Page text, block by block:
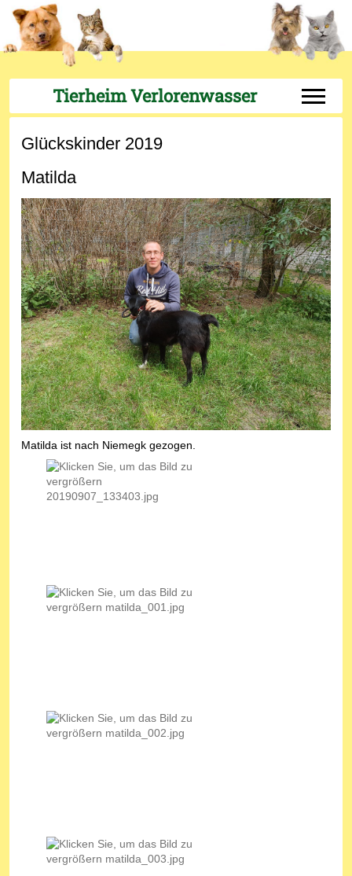
Tierheim Verlorenwasser Off-
Glückskinder 2019
Matilda
Matilda ist nach Niemegk gezogen.